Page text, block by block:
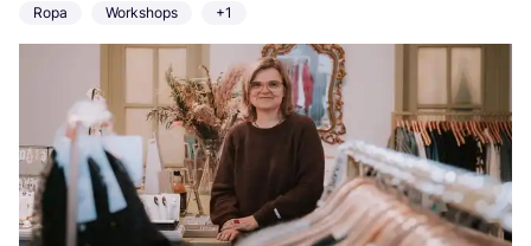
Ropa Workshops +1